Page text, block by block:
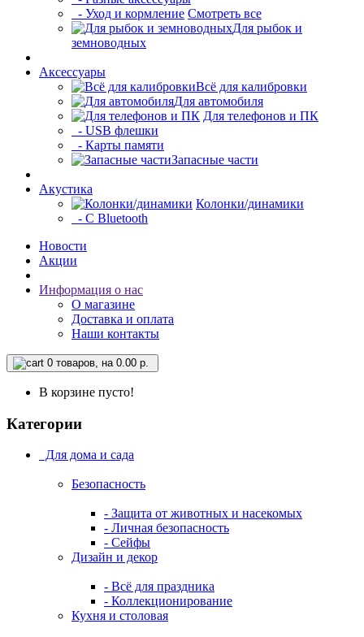
- Уход и кормление Смотреть все
Для рыбок и
земноводных
Аксессуары
Всё для калибровки
Для автомобиля
Для телефонов и ПК
- USB флешки
- Карты памяти
Запасные части
Акустика
Колонки/динамики
- С Bluetooth
Новости
Акции
Информация о нас
О магазине
Доставка и оплата
Наши контакты
0 товаров, на 0.00 р.
В корзине пусто!
Категории
Для дома и сада
Безопасность
- Защита от животных и насекомых
- Личная безопасность
- Сейфы
Дизайн и декор
- Всё для праздника
- Коллекционирование
Кухня и столовая